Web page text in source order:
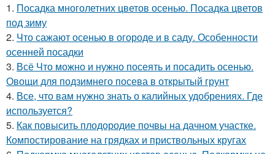
1. Посадка многолетних цветов осенью. Посадка цветов
под зиму
2. Что сажают осенью в огороде и в саду. Особенности
осенней посадки
3. Всё Что можно и нужно посеять и посадить осенью.
Овощи для подзимнего посева в открытый грунт
4. Все, что вам нужно знать о калийных удобрениях. Где
используется?
5. Как повысить плодородие почвы на дачном участке.
Компостирование на грядках и приствольных кругах